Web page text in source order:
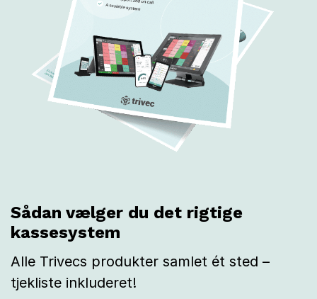
Sådan vælger du det rigtige
kassesystem
Alle Trivecs produkter samlet ét sted –
tjekliste inkluderet!